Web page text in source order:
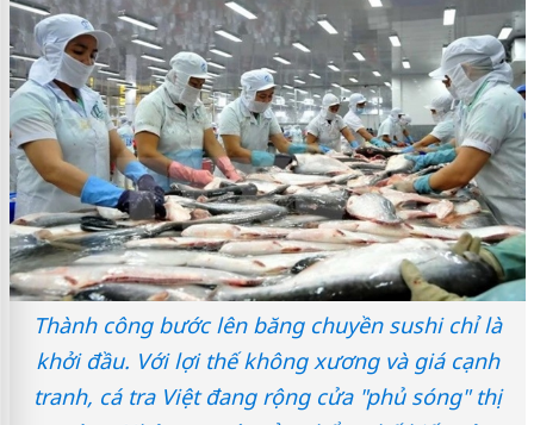
Thành công bước lên băng chuyền sushi chỉ là
khởi đầu. Với lợi thế không xương và giá cạnh
tranh, cá tra Việt đang rộng cửa "phủ sóng" thị